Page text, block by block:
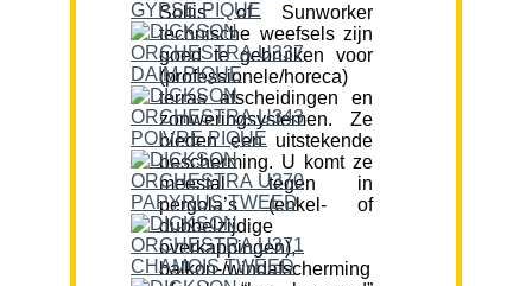
Soltis of Sunworker
technische weefsels zijn
goed te gebruiken voor
(professionele/horeca)
terras afscheidingen en
zonweringsystemen. Ze
bieden een uitstekende
bescherming. U komt ze
meestal tegen in
pergola’s (enkel- of
dubbelzijdige
overkappingen),
balkon-/windafscherming